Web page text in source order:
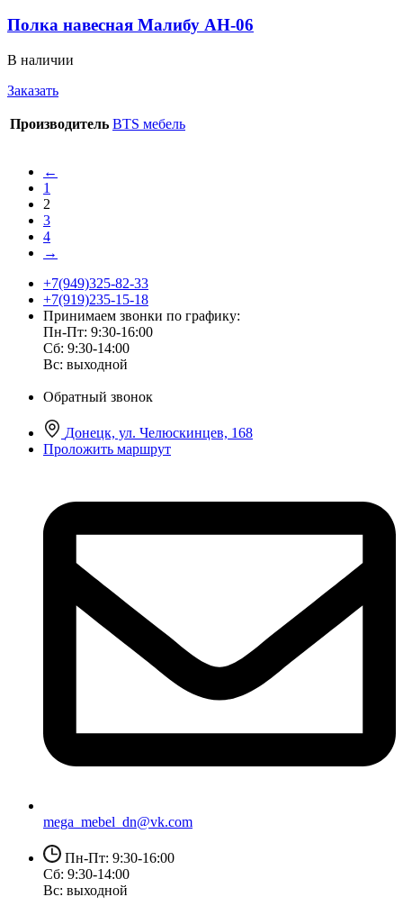
Полка навесная Малибу АН-06
В наличии
Заказать
Производитель BTS мебель
←
1
2
3
4
→
+7(949)325-82-33
+7(919)235-15-18
Принимаем звонки по графику:
Пн-Пт: 9:30-16:00
Сб: 9:30-14:00
Вс: выходной
Обратный звонок
Донецк, ул. Челюскинцев, 168
Проложить маршрут
mega_mebel_dn@vk.com
Пн-Пт: 9:30-16:00
Сб: 9:30-14:00
Вс: выходной